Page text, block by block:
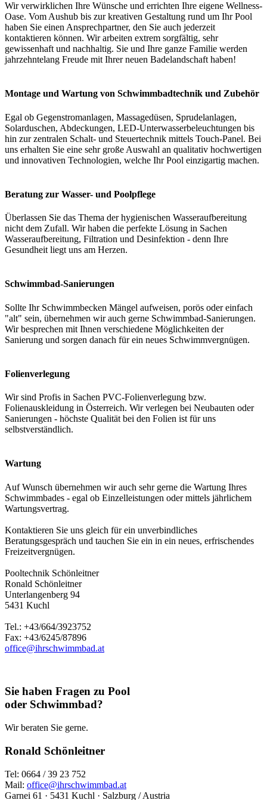
Wir verwirklichen Ihre Wünsche und errichten Ihre eigene Wellness-
Oase. Vom Aushub bis zur kreativen Gestaltung rund um Ihr Pool
haben Sie einen Ansprechpartner, den Sie auch jederzeit
kontaktieren können. Wir arbeiten extrem sorgfältig, sehr
gewissenhaft und nachhaltig. Sie und Ihre ganze Familie werden
jahrzehntelang Freude mit Ihrer neuen Badelandschaft haben!
Montage und Wartung von Schwimmbadtechnik und Zubehör
Egal ob Gegenstromanlagen, Massagedüsen, Sprudelanlagen,
Solarduschen, Abdeckungen, LED-Unterwasserbeleuchtungen bis
hin zur zentralen Schalt- und Steuertechnik mittels Touch-Panel. Bei
uns erhalten Sie eine sehr große Auswahl an qualitativ hochwertigen
und innovativen Technologien, welche Ihr Pool einzigartig machen.
Beratung zur Wasser- und Poolpflege
Überlassen Sie das Thema der hygienischen Wasseraufbereitung
nicht dem Zufall. Wir haben die perfekte Lösung in Sachen
Wasseraufbereitung, Filtration und Desinfektion - denn Ihre
Gesundheit liegt uns am Herzen.
Schwimmbad-Sanierungen
Sollte Ihr Schwimmbecken Mängel aufweisen, porös oder einfach
"alt" sein, übernehmen wir auch gerne Schwimmbad-Sanierungen.
Wir besprechen mit Ihnen verschiedene Möglichkeiten der
Sanierung und sorgen danach für ein neues Schwimmvergnügen.
Folienverlegung
Wir sind Profis in Sachen PVC-Folienverlegung bzw.
Folienauskleidung in Österreich. Wir verlegen bei Neubauten oder
Sanierungen - höchste Qualität bei den Folien ist für uns
selbstverständlich.
Wartung
Auf Wunsch übernehmen wir auch sehr gerne die Wartung Ihres
Schwimmbades - egal ob Einzelleistungen oder mittels jährlichem
Wartungsvertrag.
Kontaktieren Sie uns gleich für ein unverbindliches
Beratungsgespräch und tauchen Sie ein in ein neues, erfrischendes
Freizeitvergnügen.
Pooltechnik Schönleitner
Ronald Schönleitner
Unterlangenberg 94
5431 Kuchl
Tel.: +43/664/3923752
Fax: +43/6245/87896
office@ihrschwimmbad.at
Sie haben Fragen zu Pool
oder Schwimmbad?
Wir beraten Sie gerne.
Ronald Schönleitner
Tel: 0664 / 39 23 752
Mail: office@ihrschwimmbad.at
Garnei 61 · 5431 Kuchl · Salzburg / Austria